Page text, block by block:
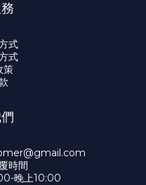
式
式
策
時間
晚上10:00